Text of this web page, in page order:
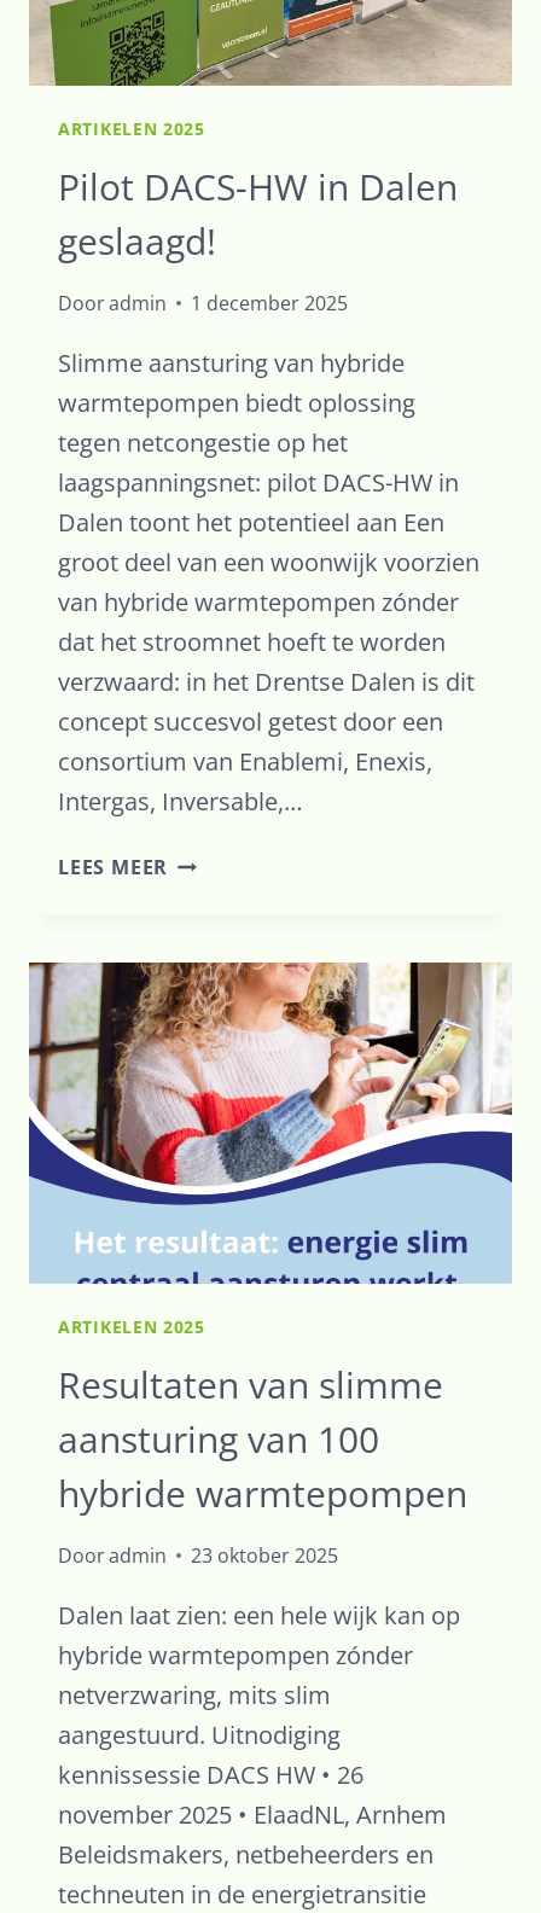
ARTIKELEN 2025
Pilot DACS-HW in Dalen
geslaagd!
Dooradmin 1 december 2025
Slimme aansturing van hybride
warmtepompen biedt oplossing
tegen netcongestie op het
laagspanningsnet: pilot DACS-HW in
Dalen toont het potentieel aan Een
groot deel van een woonwijk voorzien
van hybride warmtepompen zónder
dat het stroomnet hoeft te worden
verzwaard: in het Drentse Dalen is dit
concept succesvol getest door een
consortium van Enablemi, Enexis,
Intergas, Inversable,…
LEES MEER PILOT
DALEN
GESLAAGD!
ARTIKELEN 2025
Resultaten van slimme
aansturing van 100
hybride warmtepompen
Dooradmin 23 oktober 2025
Dalen laat zien: een hele wijk kan op
hybride warmtepompen zónder
netverzwaring, mits slim
aangestuurd. Uitnodiging
kennissessie DACS HW • 26
november 2025 • ElaadNL, Arnhem
Beleidsmakers, netbeheerders en
techneuten in de energietransitie